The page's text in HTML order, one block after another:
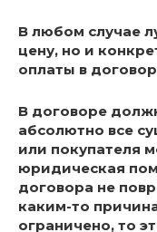
В любом случае
цену, но и
оплаты в
В договоре
абсолютно все
или покупателя
юридическая
договора не
каким-то
ограничено, то